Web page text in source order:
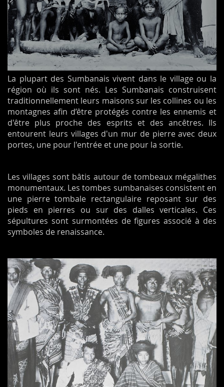
La plupart des Sumbanais vivent dans le village ou la
région où ils sont nés. Les Sumbanais construisent
traditionnellement leurs maisons sur les collines ou les
montagnes afin d’être protégés contre les ennemis et
d'être plus proche des esprits et des ancêtres. Ils
entourent leurs villages d'un mur de pierre avec deux
portes, une pour l'entrée et une pour la sortie.
Les villages sont bâtis autour de tombeaux mégalithes
monumentaux. Les tombes sumbanaises consistent en
une pierre tombale rectangulaire reposant sur des
pieds en pierres ou sur des dalles verticales. Ces
sépultures sont surmontées de figures associé à des
symboles de renaissance.